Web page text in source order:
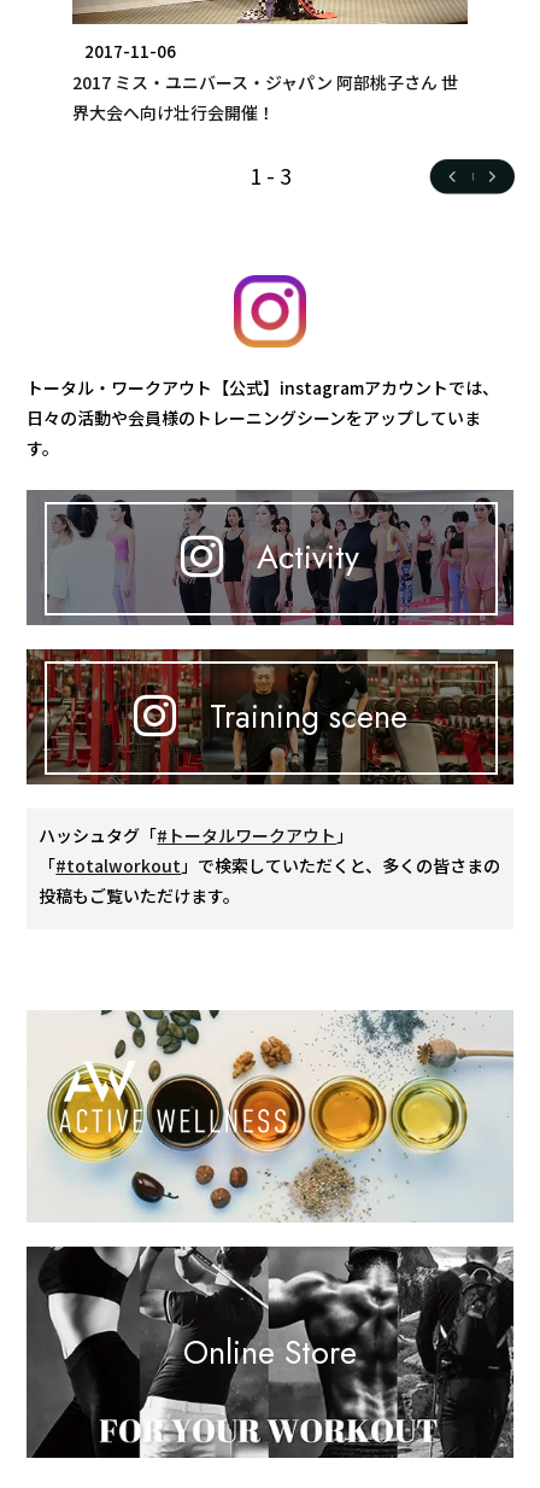
2017-11-06
2017 ミス・ユニバース・ジャパン 阿部桃子さん 世
界大会へ向け壮行会開催！
1 - 3
トータル・ワークアウト【公式】instagramアカウントでは、
日々の活動や会員様のトレーニングシーンをアップしていま
す。
Activity
Training scene
ハッシュタグ「#トータルワークアウト」
「#totalworkout」で検索していただくと、多くの皆さまの
投稿もご覧いただけます。
Online Store